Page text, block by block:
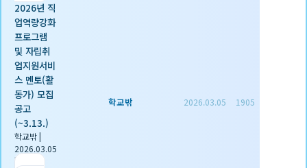
2026년 직
업역량강화
프로그램
및 자립취
업지원서비
스 멘토(활
동가) 모집
공고
(~3.13.)
학교밖|
2026.03.05
|
학교밖 2026.03.05 1905